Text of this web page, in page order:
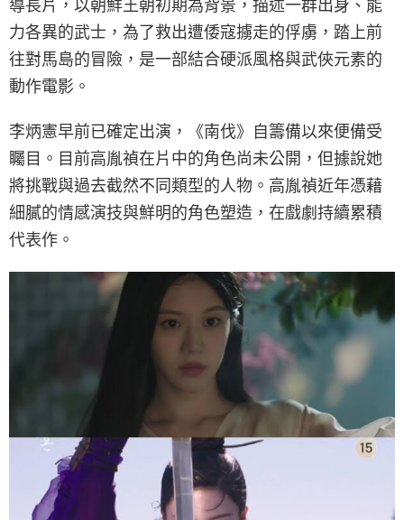
導長片，以朝鮮王朝初期為背景，描述一群出身、能
力各異的武士，為了救出遭倭寇擄走的俘虜，踏上前
往對馬島的冒險，是一部結合硬派風格與武俠元素的
動作電影。
李炳憲早前已確定出演，《南伐》自籌備以來便備受
矚目。目前高胤禎在片中的角色尚未公開，但據說她
將挑戰與過去截然不同類型的人物。高胤禎近年憑藉
細膩的情感演技與鮮明的角色塑造，在戲劇持續累積
代表作。